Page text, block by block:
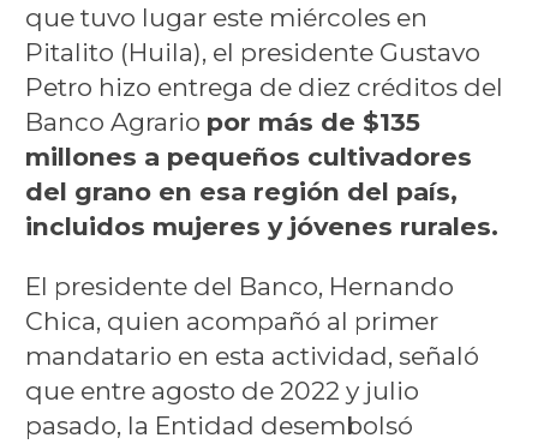
que tuvo lugar este miércoles en
Pitalito (Huila), el presidente Gustavo
Petro hizo entrega de diez créditos del
Banco Agrario por más de $135
millones a pequeños cultivadores
del grano en esa región del país,
incluidos mujeres y jóvenes rurales.
El presidente del Banco, Hernando
Chica, quien acompañó al primer
mandatario en esta actividad, señaló
que entre agosto de 2022 y julio
pasado, la Entidad desembolsó